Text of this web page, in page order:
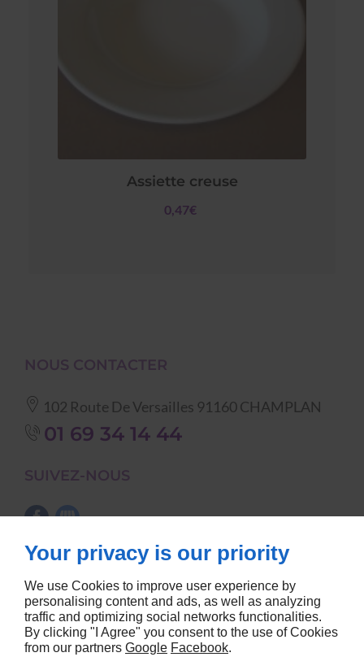
Assiette creuse
0,47€
NOUS CONTACTER
102 Route De Versailles 91160CHAMPLAN
01 69 34 14 44
SUIVEZ-NOUS
NOS CATÉGORIES
vaisselle
matériel de cuisine
tables, chaises etc...
nappes et serviettes de
table
barnums
Your privacy is our priority
We use Cookies to improve user experience by
personalising content and ads, as well as analyzing
traffic and optimizing social networks functionalities.
By clicking "I Agree" you consent to the use of Cookies
from our partners Google Facebook.